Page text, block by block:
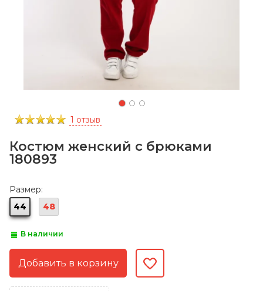
1 отзыв
Костюм женский с брюками
180893
Размер:
44
48
В наличии